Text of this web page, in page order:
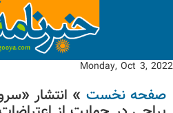
Monday, Oct 3, 2022
صفحه نخست » انتشار